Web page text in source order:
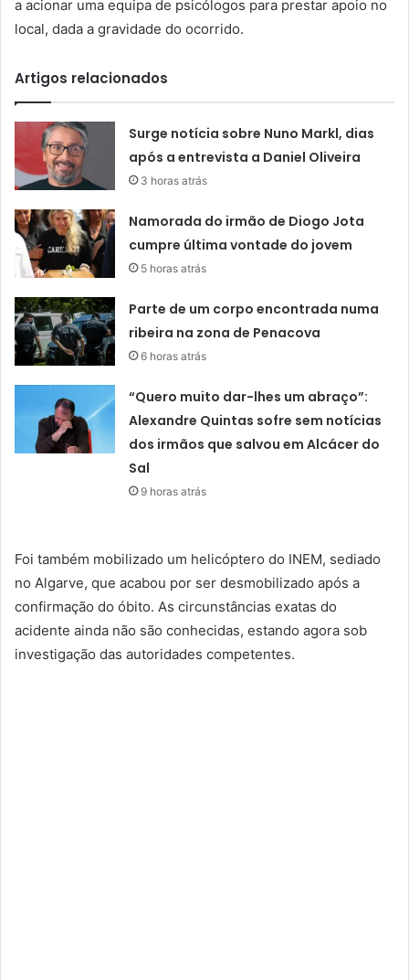
a acionar uma equipa de psicólogos para prestar apoio no
local, dada a gravidade do ocorrido.
Artigos relacionados
Surge notícia sobre Nuno Markl, dias
após a entrevista a Daniel Oliveira
3 horas atrás
Namorada do irmão de Diogo Jota
cumpre última vontade do jovem
5 horas atrás
Parte de um corpo encontrada numa
ribeira na zona de Penacova
6 horas atrás
“Quero muito dar-lhes um abraço”:
Alexandre Quintas sofre sem notícias
dos irmãos que salvou em Alcácer do
Sal
9 horas atrás
Foi também mobilizado um helicóptero do INEM, sediado
no Algarve, que acabou por ser desmobilizado após a
confirmação do óbito. As circunstâncias exatas do
acidente ainda não são conhecidas, estando agora sob
investigação das autoridades competentes.